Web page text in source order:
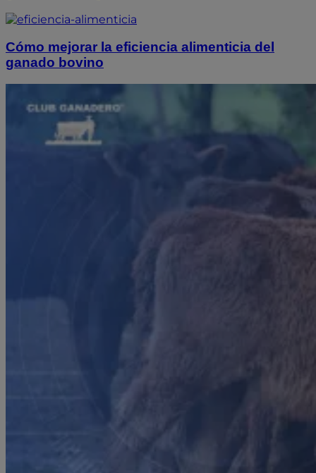
Cómo mejorar la eficiencia alimenticia del
ganado bovino